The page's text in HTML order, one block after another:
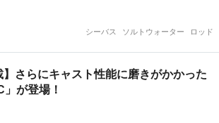
シーバス ソルトウォーター ロッド
】さらにキャスト性能に磨きがかかった
」が登場！